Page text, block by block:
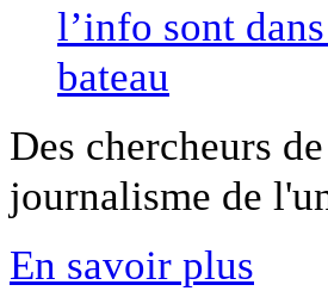
Des chercheurs
journalisme de
En savoir plus